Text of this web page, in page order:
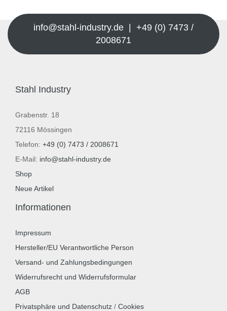
info@stahl-industry.de | +49 (0) 7473 /
2008671
Stahl Industry
Grabenstr. 18
72116 Mössingen
Telefon: +49 (0) 7473 / 2008671
E-Mail: info@stahl-industry.de
Shop
Neue Artikel
Informationen
Impressum
Hersteller/EU Verantwortliche Person
Versand- und Zahlungsbedingungen
Widerrufsrecht und Widerrufsformular
AGB
Privatsphäre und Datenschutz / Cookies